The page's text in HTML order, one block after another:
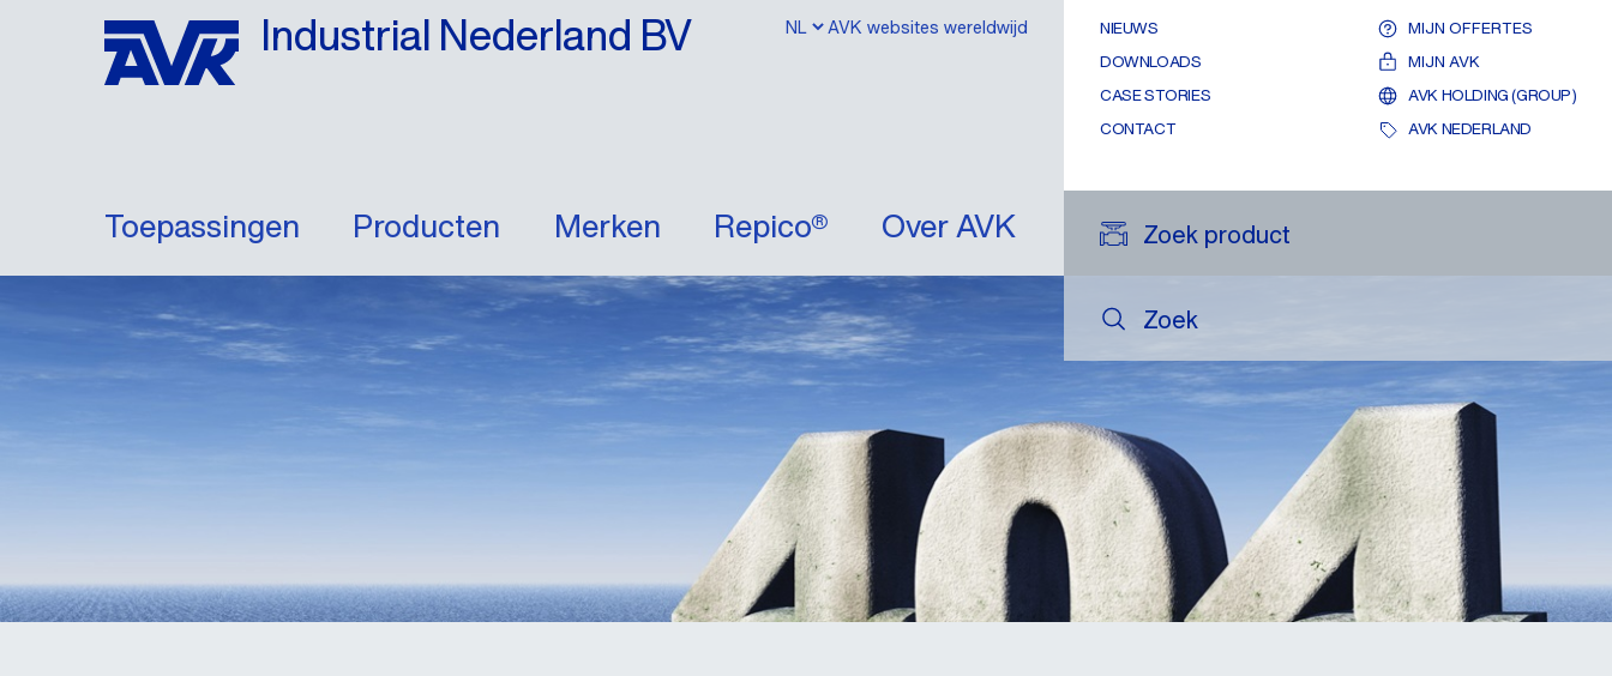
Industrial Nederland BV
Toepassingen Producten Merken Repico® Over AVK
Zoek
Zoek product
NIEUWS
DOWNLOADS
CASE STORIES
CONTACT
MIJN OFFERTES
MIJN AVK
AVK HOLDING (GROUP)
AVK NEDERLAND
AVK websites wereldwijd